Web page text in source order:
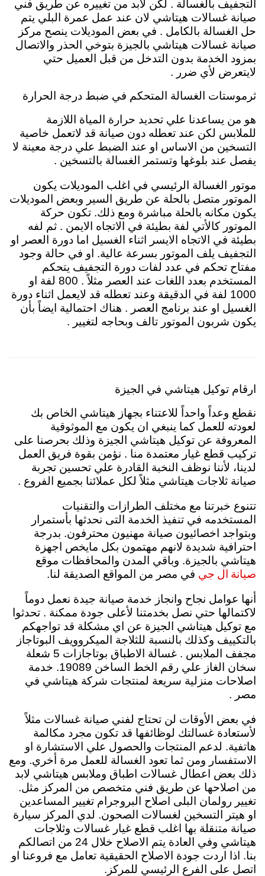
التجفيف بالغسالة . لكن لابد من تغييره عن طريق فني
صيانة غسالات هيتاشي لان عند عمل عمرة البلي يتم
حل الغسالة بالكامل . في بعض الموديلات ينصح مركز
صيانة غسالات هيتاشي بالجيزة بتوخي الحذر والاتصال
بمزود الخدمة بدون التدخل من قبل العميل حتي
لايتعرض لأي ضرر .
ثرموستات الغسالة المتحكم في ضبط درجة الحرارة
هو من يساعدنا علي تحديد حرارة المياة اللازمة
للملابس لكن عند تعطله دون صيانة قد لاتعمل خاصية
التسخين من الاساس او عند الضبط علي درجة معينة لا
يفصل عند بلوغها وتستمر الغسالة بالتسخين .
موتور الغسالة الرئيسي في اغلب الموديلات يكون
الموتور متصل بالحلة عن طريق السير وبعض الموديلات
يكون مكانه بالحلة مباشرة ومع ذلك. تكون حركة
الموتور كالأتي لفة بطيئة في الاتجاه الايمن . ثم لفه
بطيئة في الاتجاه الايسر اثناء الغسيل اما دورة العصر او
التجفيف يلف الموتور بسرعة عالية. او في حالة وجود
مفتاح تحكم في عدد لفات دورة التجفيف يتحكم
المستخدم بعدد اللغات عند العصر مثلاً . 800 لفة او
1000 لفة في الدقيقة وعند تعطله قد لايعمل اثناء دورة
الغسيل او عند برنامج العصر . هناك احتمالية ايضاً بأن
يكون شربون الموتور تالف وبحاجه لتغيير .
ارقام توكيل هيتاشي في الجيزة
نقطع وعداً واحداً للاعتناء بجهاز هيتاشي الخاص بك
لعودته للعمل كما ينبغي ان يكون مع الموثوقية
المعروفة عن توكيل هيتاشي الجيزة وذلك بحرصنا على
تركيب قطع غيار معتمدة منا . نؤمن بقوة فريق العمل
لدينا، لأننا نوظف النخبة القادرة علي تحسين تجربة
صيانة ثلاجات هيتاشي مثلاً لكل عملائنا بجميع الفروع .
تتنوع خبرتنا مع مختلف الطرازات والتقنيات
المستخدمه في تنفيذ الخدمة التى نحدثها بأستمرار
وبتواجد اخصائيون صيانة مهنيون محترفون. بدرجة
احترافية شديدة لانهم مهتمون بكل مايخص اجهزة
هيتاشي بالجيزة. وباقي المدن والمحافظات موقع
صيانة ال جي في مصر من المواقع الصديقة لنا.
أنها عوامل نجاح وانجاز خدمة صيانة جيدة نعمل دوماً
لاكتمالها حتي نصل بخدمتنا لأعلى جودة ممكنة . تحدثوا
مع توكيل هيتاشي الجيزة عن اي مشكلة قد تواجهكم
بالتكييف وكذلك بالنسبة للثلاجة الميكروويف البوتاجاز
مجفف الملابس . غسالة الاطباق بوتاجازات 5 شعلة
سخان الغاز علي رقم الخط الساخن 19089. خدمة
اصلاحات منزلية سريعة لمنتجات شركة هيتاشي في
مصر .
في بعض الأوقات لن تحتاج لفني صيانة غسالات مثلاً
لأستعادة غسالتك لوظائفها قد تكون مجرد مكالمة
هاتفية. لدعم المنتجات والحصول علي الاستشارة او
الاستفسار ومن ثما تعود الغسالة للعمل مرة أخري. ومع
ذلك بعض اعطال غسالات اطباق وملابس هيتاشي لابد
من اصلاحها عن طريق فني متخصص من المركز مثل.
تغيير رولمان البلى اصلاح البروجرام تغيير المساعدين
او هيتر التسخين لغسالات الصحون. لدي المركز سيارة
صيانة متنقلة بها اغلب قطع غيار غسالات وثلاجات
هيتاشي وفي العادة يتم الاصلاح خلال 24 من اتصالكم
بنا. اذا اردت جودة الاصلاح الحقيقية تعامل مع فروعنا او
اتصل على الفرع الرئيسي للمركز.